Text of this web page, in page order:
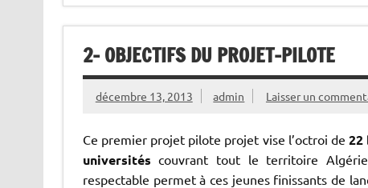
2- OBJECTIFS DU PROJET-PILOTE
décembre 13, 2013 admin Laisser un
Ce premier projet pilote projet vise l’octroi de22
universités couvrant tout le territoire
respectable permet à ces jeunes finissants de